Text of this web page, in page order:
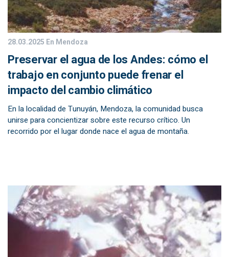
28.03.2025 En Mendoza
Preservar el agua de los Andes: cómo el
trabajo en conjunto puede frenar el
impacto del cambio climático
En la localidad de Tunuyán, Mendoza, la comunidad busca
unirse para concientizar sobre este recurso crítico. Un
recorrido por el lugar donde nace el agua de montaña.